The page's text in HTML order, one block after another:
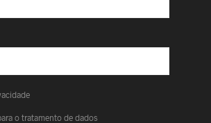
o tratamento de dados